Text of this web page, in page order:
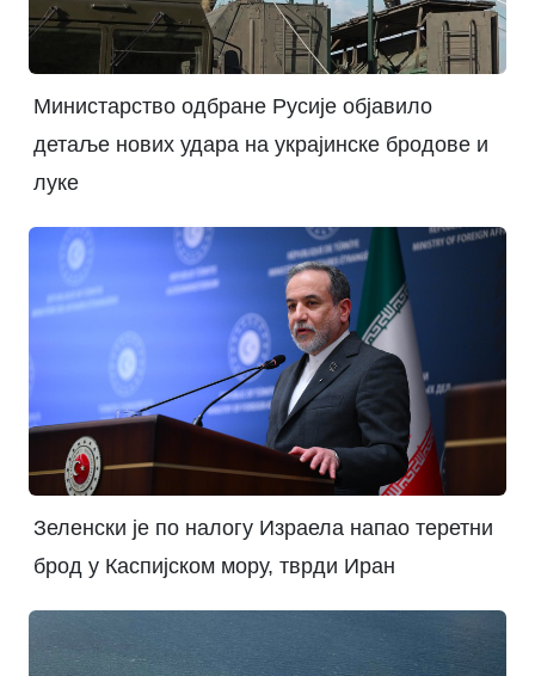
Министарство одбране Русије објавило
детаље нових удара на украјинске бродове и
луке
Зеленски је по налогу Израела напао теретни
брод у Каспијском мору, тврди Иран